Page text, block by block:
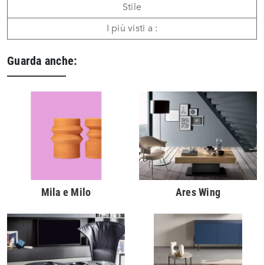
Stile
I più visti a :
Guarda anche:
Mila e Milo Ares Wing